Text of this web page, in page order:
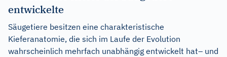
entwickelte
Säugetiere besitzen eine charakteristische
Kieferanatomie, die sich im Laufe der Evolution
wahrscheinlich mehrfach unabhängig entwickelt hat– und